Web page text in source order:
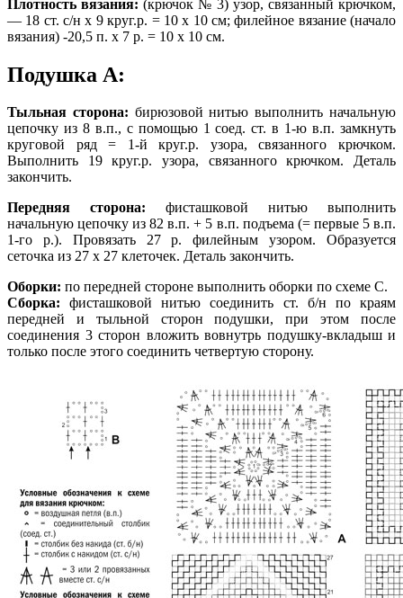
Плотность вязания: (крючок № 3) узор, связанный крючком,
— 18 ст. с/н х 9 круг.р. = 10 х 10 см; филейное вязание (начало
вязания) -20,5 п. х 7 р. = 10 х 10 см.
Подушка А:
Тыльная сторона: бирюзовой нитью выполнить начальную
цепочку из 8 в.п., с помощью 1 соед. ст. в 1-ю в.п. замкнуть
круговой ряд = 1-й круг.р. узора, связанного крючком.
Выполнить 19 круг.р. узора, связанного крючком. Деталь
закончить.
Передняя сторона: фисташковой нитью выполнить
начальную цепочку из 82 в.п. + 5 в.п. подъема (= первые 5 в.п.
1-го р.). Провязать 27 р. филейным узором. Образуется
сеточка из 27 х 27 клеточек. Деталь закончить.
Оборки: по передней стороне выполнить оборки по схеме С.
Сборка: фисташковой нитью соединить ст. б/н по краям
передней и тыльной сторон подушки, при этом после
соединения 3 сторон вложить вовнутрь подушку-вкладыш и
только после этого соединить четвертую сторону.